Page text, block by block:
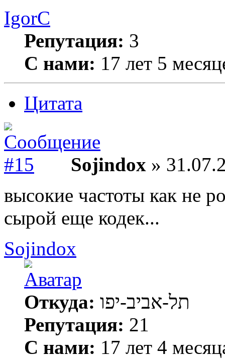
IgorC
Репутация: 3
С нами: 17 лет 5
Цитата
Sojindox »
высокие частоты как не
сырой еще кодек...
Sojindox
Откуда: תל-אביב-יפו
Репутация: 21
С нами: 17 лет 4